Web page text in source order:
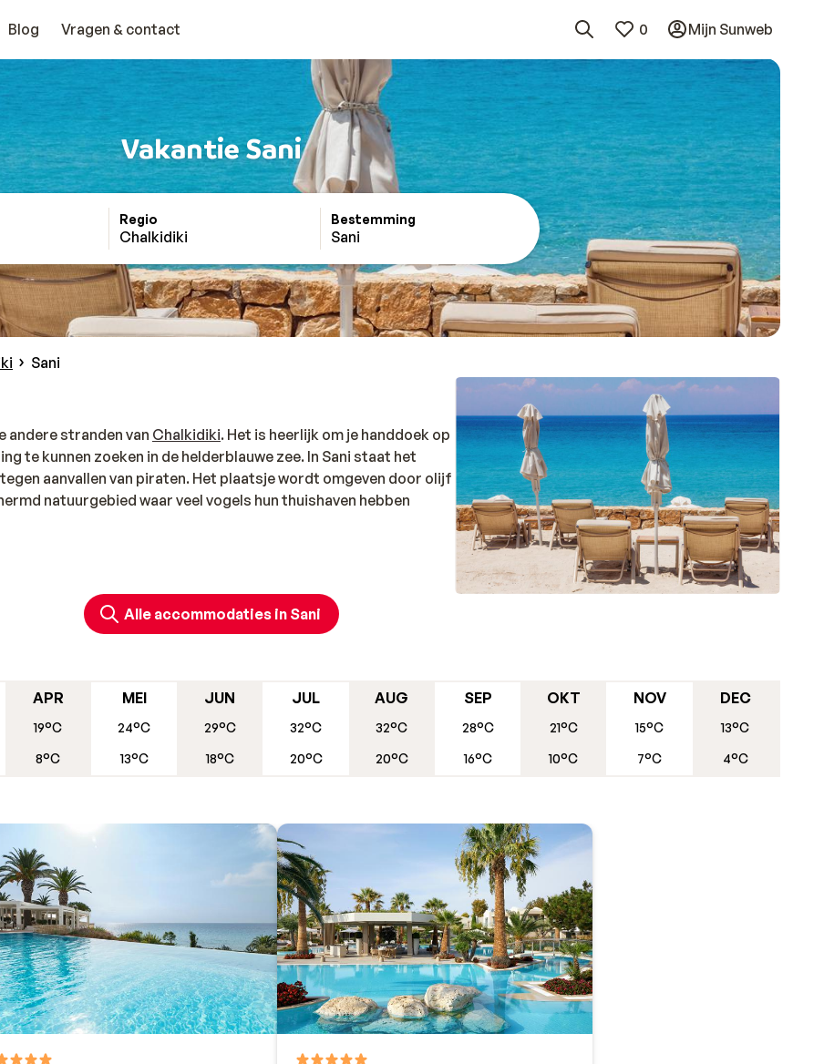
Blog Vragen & contact 0 Mijn Sunweb
Vakantie Sani
Regio
Chalkidiki
Bestemming
Sani
Sani
andere stranden van Chalkidiki. Het is heerlijk om je handdoek op
te kunnen zoeken in de helderblauwe zee. In Sani staat het
aanvallen van piraten. Het plaatsje wordt omgeven door olijf
natuurgebied waar veel vogels hun thuishaven hebben
Alle accommodaties in Sani
APR
19°C
8°C
MEI
24°C
13°C
JUN
29°C
18°C
JUL
32°C
20°C
AUG
32°C
20°C
SEP
28°C
16°C
OKT
21°C
10°C
NOV
15°C
7°C
DEC
13°C
4°C